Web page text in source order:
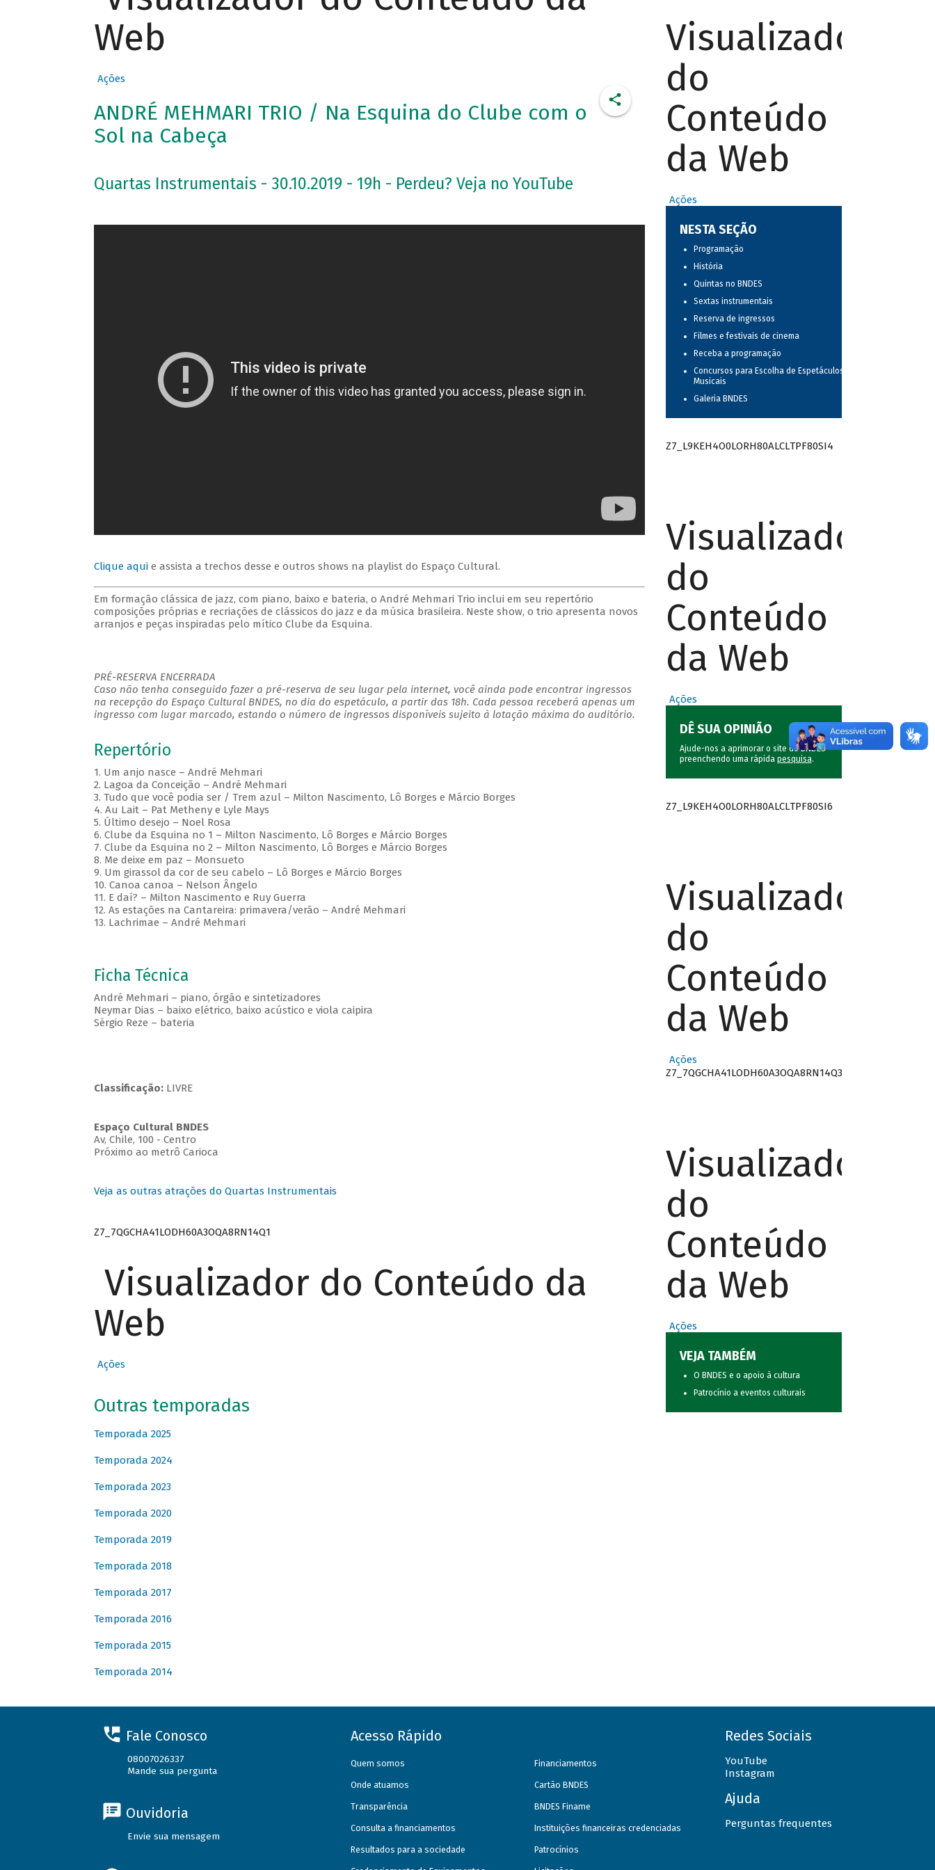
Web
Ações
ANDRÉ MEHMARI TRIO / Na Esquina do Clube com o
Sol na Cabeça
Quartas Instrumentais - 30.10.2019 - 19h - Perdeu? Veja no YouTube
Clique aquie assista a trechos desse e outros shows na playlist do Espaço Cultural.
Em formação clássica de jazz, com piano, baixo e bateria, o André Mehmari Trio inclui em seu repertório
composições próprias e recriações de clássicos do jazz e da música brasileira. Neste show, o trio apresenta novos
arranjos e peças inspiradas pelo mítico Clube da Esquina.
PRÉ-RESERVA ENCERRADA
Caso não tenha conseguido fazer a pré-reserva de seu lugar pela internet, você ainda pode encontrar ingressos
na recepção do Espaço Cultural BNDES, no dia do espetáculo, a partir das 18h. Cada pessoa receberá apenas um
ingresso com lugar marcado, estando o número de ingressos disponíveis sujeito à lotação máxima do auditório.
Repertório
1. Um anjo nasce – André Mehmari
2. Lagoa da Conceição – André Mehmari
3. Tudo que você podia ser / Trem azul – Milton Nascimento, Lô Borges e Márcio Borges
4. Au Lait – Pat Metheny e Lyle Mays
5. Último desejo – Noel Rosa
6. Clube da Esquina no 1 – Milton Nascimento, Lô Borges e Márcio Borges
7. Clube da Esquina no 2 – Milton Nascimento, Lô Borges e Márcio Borges
8. Me deixe em paz – Monsueto
9. Um girassol da cor de seu cabelo – Lô Borges e Márcio Borges
10. Canoa canoa – Nelson Ângelo
11. E daí? – Milton Nascimento e Ruy Guerra
12. As estações na Cantareira: primavera/verão – André Mehmari
13. Lachrimae – André Mehmari
Ficha Técnica
André Mehmari – piano, órgão e sintetizadores
Neymar Dias – baixo elétrico, baixo acústico e viola caipira
Sérgio Reze – bateria
Classificação: LIVRE
Espaço Cultural BNDES
Av, Chile, 100 - Centro
Próximo ao metrô Carioca
Veja as outras atrações do Quartas Instrumentais
Z7_7QGCHA41LODH60A3OQA8RN14Q1
Visualizador do Conteúdo da
Web
Ações
Outras temporadas
Temporada 2025
Temporada 2024
Temporada 2023
Temporada 2020
Temporada 2019
Temporada 2018
Temporada 2017
Temporada 2016
Temporada 2015
Temporada 2014
Visualizador
do
Conteúdo
da Web
Ações
NESTA SEÇÃO
Programação
História
Quintas no BNDES
Sextas instrumentais
Reserva de ingressos
Filmes e festivais de cinema
Receba a programação
Concursos para Escolha de Espetáculos
Musicais
Galeria BNDES
Z7_L9KEH4O0LORH80ALCLTPF80SI4
Visualizador
do
Conteúdo
da Web
Ações
DÊ SUA OPINIÃO
Ajude-nos a aprimorar o site do BNDES
preenchendo uma rápida pesquisa.
Z7_L9KEH4O0LORH80ALCLTPF80SI6
Visualizador
do
Conteúdo
da Web
Ações
Z7_7QGCHA41LODH60A3OQA8RN14Q3
Visualizador
do
Conteúdo
da Web
Ações
VEJA TAMBÉM
O BNDES e o apoio à cultura
Patrocínio a eventos culturais
Fale Conosco
08007026337
Mande sua pergunta
Ouvidoria
Envie sua mensagem
Acesso Rápido
Quem somos
Onde atuamos
Transparência
Consulta a financiamentos
Resultados para a sociedade
Financiamentos
Cartão BNDES
BNDES Finame
Instituições financeiras credenciadas
Patrocínios
Redes Sociais
YouTube
Instagram
Ajuda
Perguntas frequentes